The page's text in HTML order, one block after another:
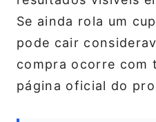
Se ainda rola um
pode cair
compra ocorre com
página oficial do